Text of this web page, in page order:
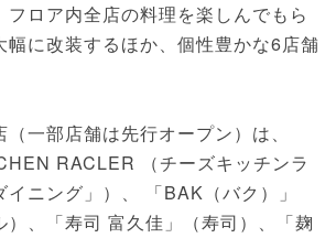
フロア内全店の料理を楽しんでもら
幅に改装するほか、個性豊かな6店舗
一部店舗は先行オープン）は、
RACLER （チーズキッチンラ
ニング」）、 「BAK（バク）」
）、「寿司 富久佳」（寿司）、「麹